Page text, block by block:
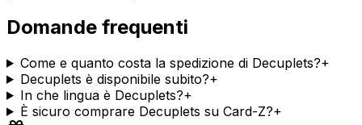
Domande frequenti
Come e quanto costa la spedizione di Decuplets?+
Decuplets è disponibile subito?+
In che lingua è Decuplets?+
È sicuro comprare Decuplets su Card-Z?+